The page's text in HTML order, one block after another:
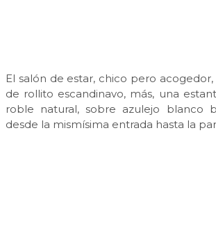
El salón de estar, chico pero
de rollito escandinavo, más, una
roble natural, sobre azulejo blanco
desde la mismísima entrada hasta la